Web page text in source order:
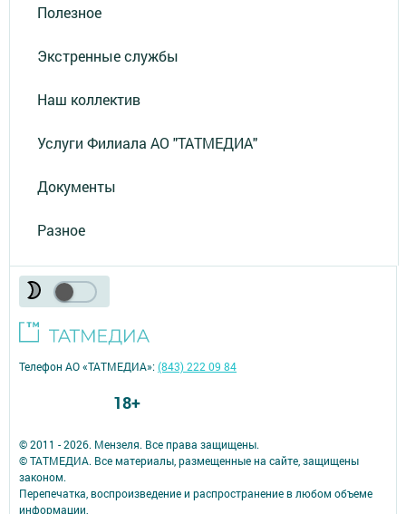
Полезное
Экстренные службы
Наш коллектив
Услуги Филиала АО "ТАТМЕДИА"
Документы
Разное
© 2011 - 2026. Мензеля. Все права защищены.
© ТАТМЕДИА. Все материалы, размещенные на сайте, защищены
законом.
Перепечатка, воспроизведение и распространение в любом объеме
информации,
Телефон АО «ТАТМЕДИА»:(843) 222 09 84
18+